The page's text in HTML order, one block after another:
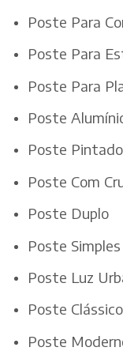
Poste Para
Poste Para
Poste Para
Poste
Poste Pintado
Poste Com
Poste Duplo
Poste Simples
Poste Luz
Poste Clássico
Poste